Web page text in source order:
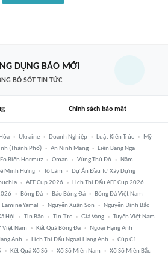
DỤNG BÁO MỚI
BỎ SÓT TIN TỨC
Chính sách bảo mật
Ukraine Doanh Nghiệp Luật Kiến Trúc
Mỹ
(thành Phố) An Ninh Mạng
Liên Bang Nga
Eo Biển Hormuz Oman Vùng Thủ Đô
Năm
Minh Hưng Tô Lâm
Dự Án Đầu Tư Xây Dựng
AFF Cup 2026
Lịch Thi Đấu AFF Cup 2026
Bóng Đá Báo Bóng Đá
Bóng Đá Việt Nam
Lamine Yamal Nguyễn Xuân Son
Nguyễn Đình Bắc
Hội Tin Bão Tin Tức Giá Vàng
Tuyển Việt Nam
Việt Nam Kết Quả Bóng Đá
Ngoại Hạng Anh
Anh
Lịch Thi Đấu Ngoại Hạng Anh
Cúp C1
Kết Quả Xổ Số Xổ Số Miền Nam Xổ Số Miền Bắc